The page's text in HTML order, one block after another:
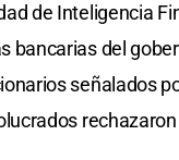
de Inteligencia
bancarias del
señalados